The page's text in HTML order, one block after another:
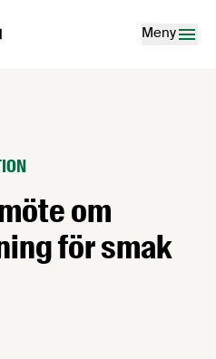
Meny
om
för smak